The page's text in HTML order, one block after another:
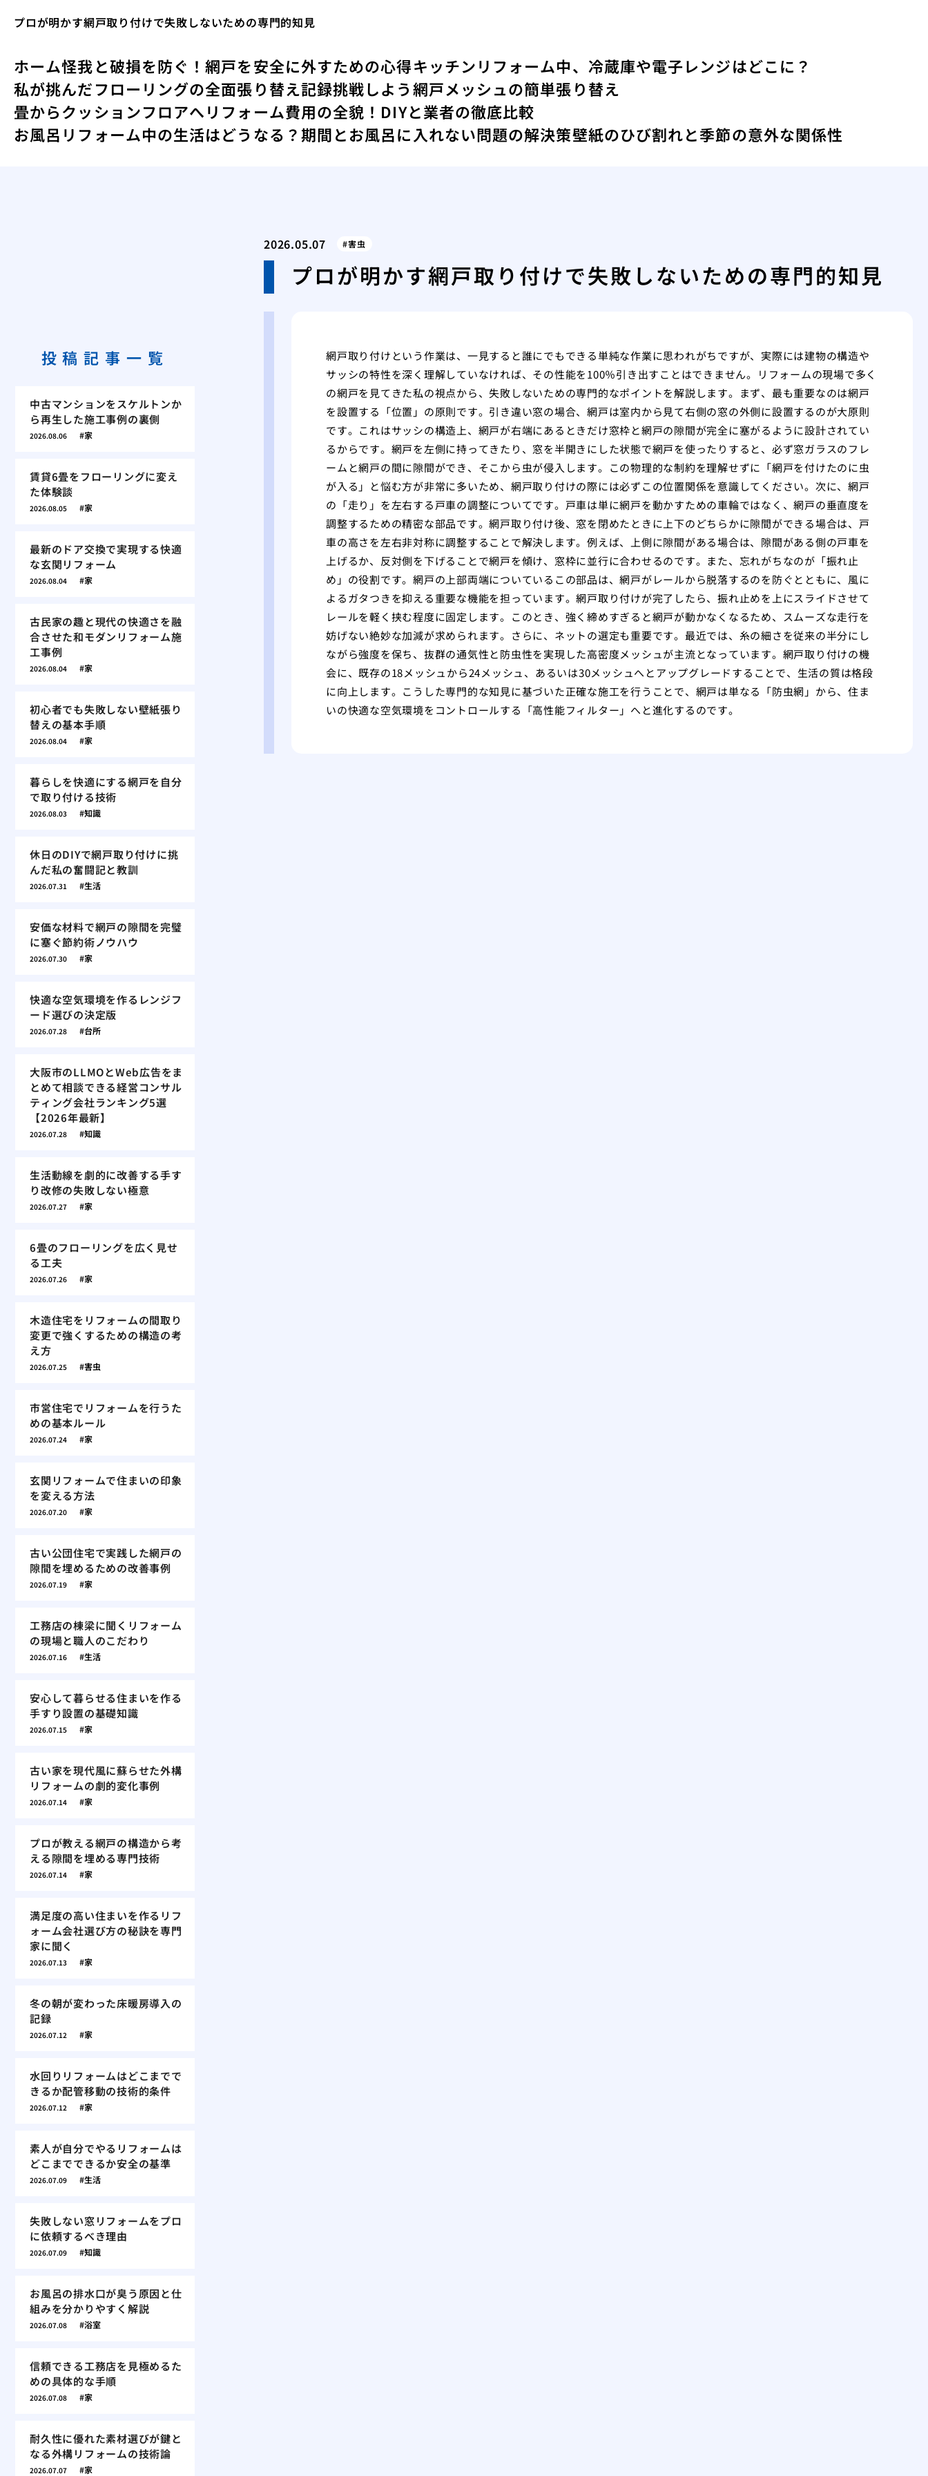
プロが明かす網戸取り付けで失敗しないための専門的知見
ホーム怪我と破損を防ぐ！網戸を安全に外すための心得キッチンリフォーム中、冷蔵庫や電子レンジはどこに？
私が挑んだフローリングの全面張り替え記録挑戦しよう網戸メッシュの簡単張り替え
畳からクッションフロアへリフォーム費用の全貌！DIYと業者の徹底比較
お風呂リフォーム中の生活はどうなる？期間とお風呂に入れない問題の解決策壁紙のひび割れと季節の意外な関係性
2026.05.07 害虫
プロが明かす網戸取り付けで失敗しないための専門的知見
網戸取り付けという作業は、一見すると誰にでもできる単純な作業に思われがちですが、実際には建物の構造や
サッシの特性を深く理解していなければ、その性能を100％引き出すことはできません。リフォームの現場で多く
の網戸を見てきた私の視点から、失敗しないための専門的なポイントを解説します。まず、最も重要なのは網戸
を設置する「位置」の原則です。引き違い窓の場合、網戸は室内から見て右側の窓の外側に設置するのが大原則
です。これはサッシの構造上、網戸が右端にあるときだけ窓枠と網戸の隙間が完全に塞がるように設計されてい
るからです。網戸を左側に持ってきたり、窓を半開きにした状態で網戸を使ったりすると、必ず窓ガラスのフレ
ームと網戸の間に隙間ができ、そこから虫が侵入します。この物理的な制約を理解せずに「網戸を付けたのに虫
が入る」と悩む方が非常に多いため、網戸取り付けの際には必ずこの位置関係を意識してください。次に、網戸
の「走り」を左右する戸車の調整についてです。戸車は単に網戸を動かすための車輪ではなく、網戸の垂直度を
調整するための精密な部品です。網戸取り付け後、窓を閉めたときに上下のどちらかに隙間ができる場合は、戸
車の高さを左右非対称に調整することで解決します。例えば、上側に隙間がある場合は、隙間がある側の戸車を
上げるか、反対側を下げることで網戸を傾け、窓枠に並行に合わせるのです。また、忘れがちなのが「振れ止
め」の役割です。網戸の上部両端についているこの部品は、網戸がレールから脱落するのを防ぐとともに、風に
よるガタつきを抑える重要な機能を担っています。網戸取り付けが完了したら、振れ止めを上にスライドさせて
レールを軽く挟む程度に固定します。このとき、強く締めすぎると網戸が動かなくなるため、スムーズな走行を
妨げない絶妙な加減が求められます。さらに、ネットの選定も重要です。最近では、糸の細さを従来の半分にし
ながら強度を保ち、抜群の通気性と防虫性を実現した高密度メッシュが主流となっています。網戸取り付けの機
会に、既存の18メッシュから24メッシュ、あるいは30メッシュへとアップグレードすることで、生活の質は格段
に向上します。こうした専門的な知見に基づいた正確な施工を行うことで、網戸は単なる「防虫網」から、住ま
いの快適な空気環境をコントロールする「高性能フィルター」へと進化するのです。
投稿記事一覧
中古マンションをスケルトンか
ら再生した施工事例の裏側
2026.08.06 家
賃貸6畳をフローリングに変え
た体験談
2026.08.05 家
最新のドア交換で実現する快適
な玄関リフォーム
2026.08.04 家
古民家の趣と現代の快適さを融
合させた和モダンリフォーム施
工事例
2026.08.04 家
初心者でも失敗しない壁紙張り
替えの基本手順
2026.08.04 家
暮らしを快適にする網戸を自分
で取り付ける技術
2026.08.03 知識
休日のDIYで網戸取り付けに挑
んだ私の奮闘記と教訓
2026.07.31 生活
安価な材料で網戸の隙間を完璧
に塞ぐ節約術ノウハウ
2026.07.30 家
快適な空気環境を作るレンジフ
ード選びの決定版
2026.07.28 台所
大阪市のLLMOとWeb広告をま
とめて相談できる経営コンサル
ティング会社ランキング5選
【2026年最新】
2026.07.28 知識
生活動線を劇的に改善する手す
り改修の失敗しない極意
2026.07.27 家
6畳のフローリングを広く見せ
る工夫
2026.07.26 家
木造住宅をリフォームの間取り
変更で強くするための構造の考
え方
2026.07.25 害虫
市営住宅でリフォームを行うた
めの基本ルール
2026.07.24 家
玄関リフォームで住まいの印象
を変える方法
2026.07.20 家
古い公団住宅で実践した網戸の
隙間を埋めるための改善事例
2026.07.19 家
工務店の棟梁に聞くリフォーム
の現場と職人のこだわり
2026.07.16 生活
安心して暮らせる住まいを作る
手すり設置の基礎知識
2026.07.15 家
古い家を現代風に蘇らせた外構
リフォームの劇的変化事例
2026.07.14 家
プロが教える網戸の構造から考
える隙間を埋める専門技術
2026.07.14 家
満足度の高い住まいを作るリフ
ォーム会社選び方の秘訣を専門
家に聞く
2026.07.13 家
冬の朝が変わった床暖房導入の
記録
2026.07.12 家
水回りリフォームはどこまでで
きるか配管移動の技術的条件
2026.07.12 家
素人が自分でやるリフォームは
どこまでできるか安全の基準
2026.07.09 生活
失敗しない窓リフォームをプロ
に依頼するべき理由
2026.07.09 知識
お風呂の排水口が臭う原因と仕
組みを分かりやすく解説
2026.07.08 浴室
信頼できる工務店を見極めるた
めの具体的な手順
2026.07.08 家
耐久性に優れた素材選びが鍵と
なる外構リフォームの技術論
2026.07.07 家